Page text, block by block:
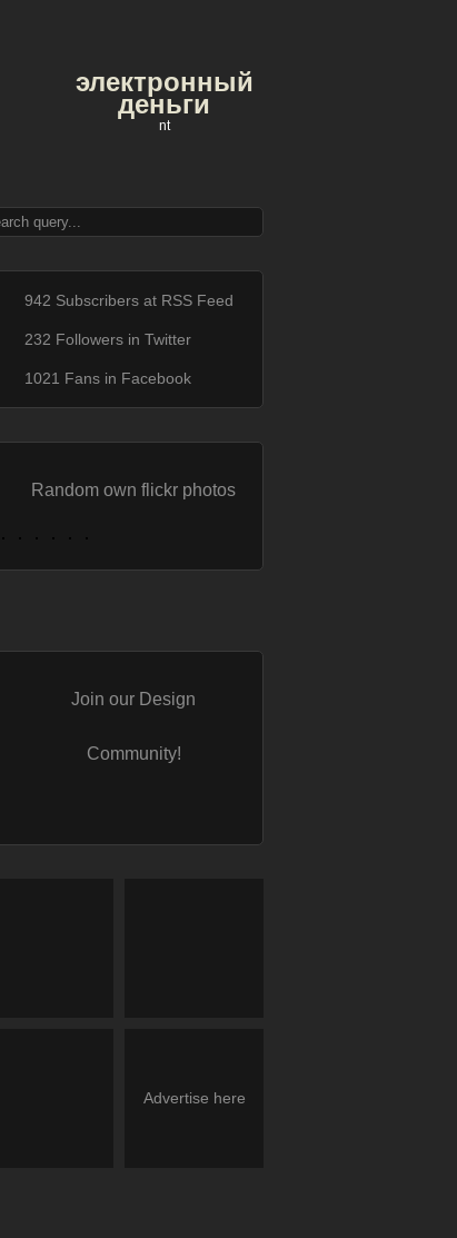
электронный
деньги
nt
942 Subscribers at RSS Feed
232 Followers in Twitter
1021 Fans in Facebook
Random own flickr photos
Join our Design
Community!
Advertise here